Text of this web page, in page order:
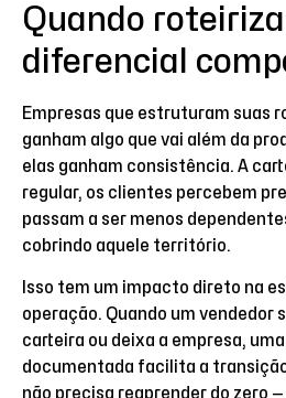
Quando
diferencial
Empresas que estruturam suas
ganham algo que vai além da
elas ganham consistência. A
regular, os clientes percebem
passam a ser menos
cobrindo aquele território.
Isso tem um impacto direto na
operação. Quando um vendedor
carteira ou deixa a empresa,
documentada facilita a
não precisa reaprender do zero